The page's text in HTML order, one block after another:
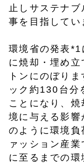
止しサステナ
事を目指してい
環境省の発表*1
に焼却・埋め
トンにのぼり
ック約130台分
ことになり、
境に与える影響
のように環境負
ァッション産
に至るまでの環